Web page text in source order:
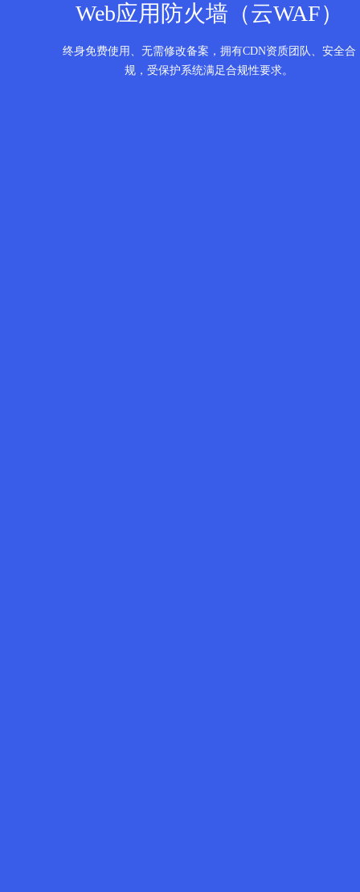
Web应用防火墙（云WAF）
终身免费使用、无需修改备案，拥有CDN资质团队、安全合
规，受保护系统满足合规性要求。